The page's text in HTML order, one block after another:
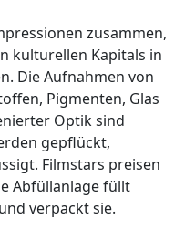
zusammen,
kulturellen Kapitals in
Die Aufnahmen von
Pigmenten, Glas
Optik sind
gepflückt,
Filmstars preisen
Abfüllanlage füllt
verpackt sie.